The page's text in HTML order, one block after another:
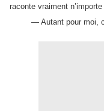
raconte vraiment n’importe
— Autant pour moi,